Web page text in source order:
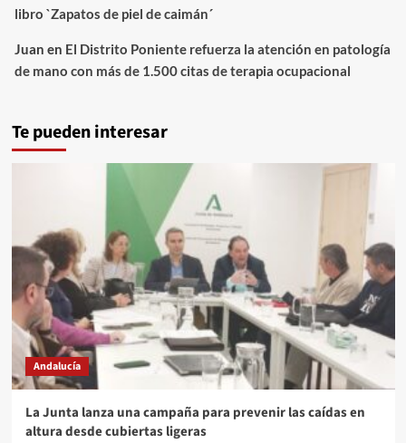
libro `Zapatos de piel de caimán´
Juan en El Distrito Poniente refuerza la atención en patología
de mano con más de 1.500 citas de terapia ocupacional
Te pueden interesar
Andalucía
La Junta lanza una campaña para prevenir las caídas en
altura desde cubiertas ligeras